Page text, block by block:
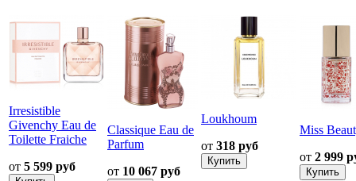
Irresistible
Givenchy Eau de
Toilette Fraiche
от 5 599 руб
Classique Eau de
Parfum
от 10 067 руб
Loukhoum
от 318 руб
Miss
от 2 999